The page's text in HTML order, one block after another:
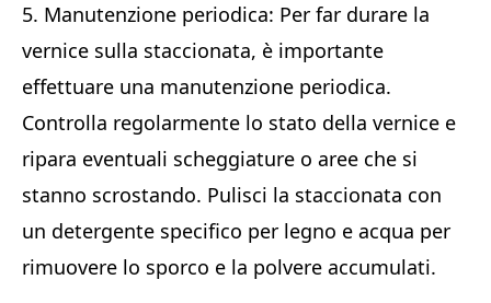
5. Manutenzione periodica: Per far durare la
vernice sulla staccionata, è importante
effettuare una manutenzione periodica.
Controlla regolarmente lo stato della vernice e
ripara eventuali scheggiature o aree che si
stanno scrostando. Pulisci la staccionata con
un detergente specifico per legno e acqua per
rimuovere lo sporco e la polvere accumulati.